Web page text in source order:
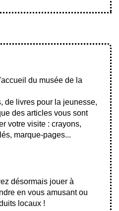
du musée de la
de livres pour la jeunesse,
des articles vous sont
votre visite : crayons,
marque-pages...
désormais jouer à
en vous amusant ou
locaux !